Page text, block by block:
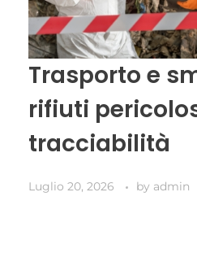
Trasporto e
rifiuti
tracciabilità
Luglio 20, 2026 by admin